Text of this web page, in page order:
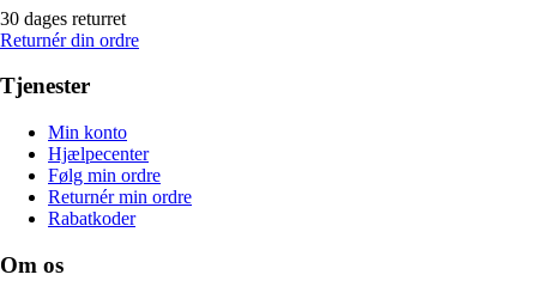
30 dages returret
Returnér din ordre
Tjenester
Min konto
Hjælpecenter
Følg min ordre
Returnér min ordre
Rabatkoder
Om os